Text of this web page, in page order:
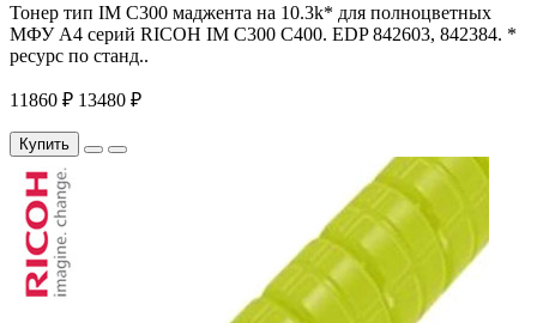
Тонер тип IM C300 маджента на 10.3k* для полноцветных
МФУ A4 серий RICOH IM С300 С400. EDP 842603, 842384. *
ресурс по станд..
11860 ₽ 13480 ₽
Купить